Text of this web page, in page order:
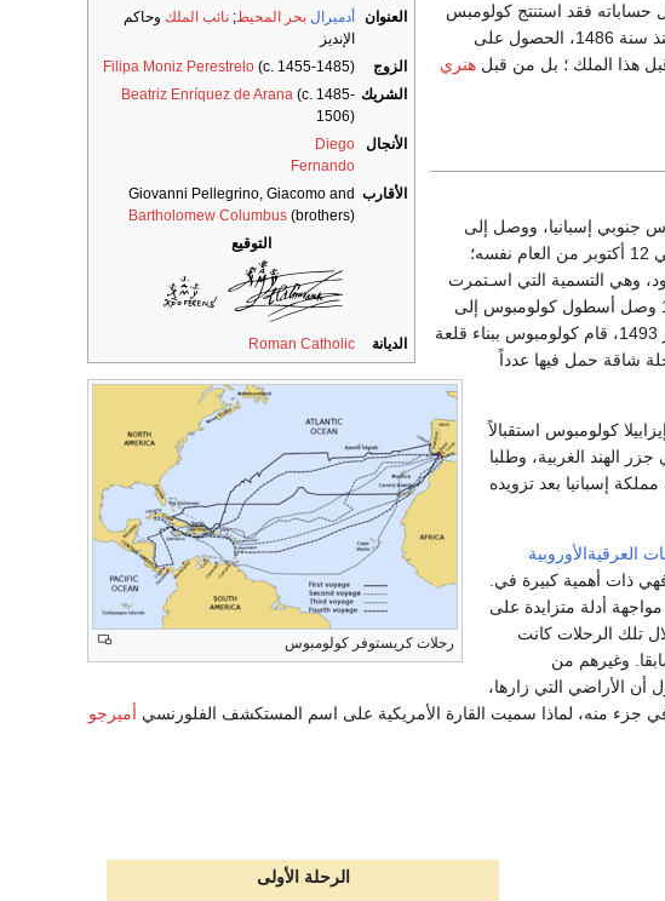
العنوان
أدميرال بحر المحيط; نائب الملك وحاكم
الإنديز
الزوج
Filipa Moniz Perestrelo (c. 1455-1485)
الشريك
Beatriz Enríquez de Arana (c. 1485-
1506)
الأنجال
Diego
Fernando
الأقارب Giovanni Pellegrino, Giacomo and
Bartholomew Columbus (brothers)
التوقيع
الديانة Roman Catholic
فقد استنتج كولومبس
بأن الذهاب إلى جزر الهند الشرقية ربما يكون أقصر عن طريق الغرب. وقد حاول، منذ سنة 1486، الحصول على
هذا الملك ؛ بل من قبل هنري
رحلات كريستوفر كولومبوس
بالوس جنوبي إسبانيا، ووصل إلى
محطته الأولى في جزر الكناري، ومنها انطلق إلى منطقة جزر الباهاما التي وصلها في 12 أكتوبر من العام نفسه؛
وهي التسمية التي اسـتمرت
على الرغم من تبيّن خطأ تسمية المكـان بعد ذلك بفترة وجيزة. وفي 28 أكتوبر 1492 وصل أسطول كولومبوس إلى
السواحـل الشمالية لجزيرة كوبـا التي اعتقد أنها بلاد الصين. وقبل العودة في 16 يناير 1493، قام كولومبوس ببناء قلعة
شاقة حمل فيها عدداً
كولومبوس استقبالاً
الهند الغربية، وطلبا
إسبانيا بعد تزويده
العرقيةالأوروبية
فهي ذات أهمية كبيرة في.
أدلة متزايدة على
تلك الرحلات كانت
وغيرهم من
الأراضي التي زارها،
جزء منه، لماذا سميت القارة الأمريكية على اسم المستكشف الفلورنسي أميرجو
الرحلة الأولى